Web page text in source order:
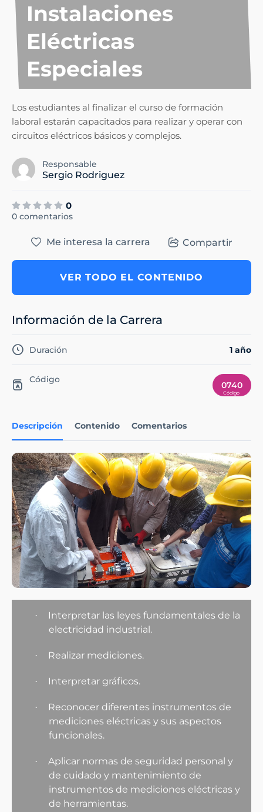
Instalaciones
Eléctricas
Especiales
Los estudiantes al finalizar el curso de formación
laboral estarán capacitados para realizar y operar con
circuitos eléctricos básicos y complejos.
Responsable
Sergio Rodriguez
0
0 comentarios
Descripción Contenido Comentarios
·
Interpretar las leyes fundamentales de la
electricidad industrial.
· Realizar mediciones.
· Interpretar gráficos.
·
Reconocer diferentes instrumentos de
mediciones eléctricas y sus aspectos
funcionales.
·
Aplicar normas de seguridad personal y
de cuidado y mantenimiento de
instrumentos de mediciones eléctricas y
de herramientas.
Me interesa la carrera Compartir
VER TODO EL CONTENIDO
Información de la Carrera
Duración 1 año
Código
0740